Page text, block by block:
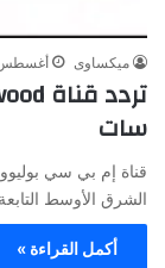
ميكساوى أغسطس 28,
سات
الشرق الأوسط
أكمل القراءة »